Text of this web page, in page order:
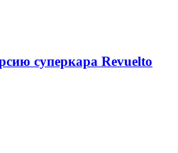
суперкара Revuelto